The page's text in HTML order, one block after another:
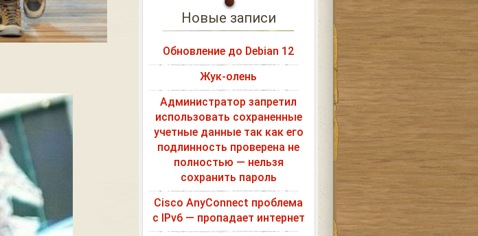
Новые записи
Обновление до Debian 12
Жук-олень
Администратор запретил
использовать сохраненные
учетные данные так как его
подлинность проверена не
полностью — нельзя
сохранить пароль
Cisco AnyConnect проблема
с IPv6 — пропадает интернет